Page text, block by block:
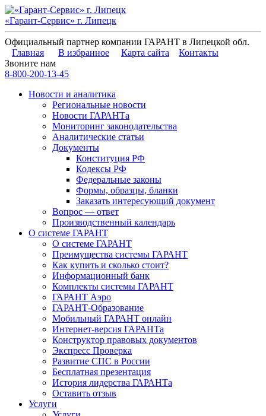
«Гарант-Сервис» г. Липецк
Официальный партнер компании ГАРАНТ в Липецкой обл.
Главная
В избранное Карта сайта
Контакты
Звоните нам
8-800-200-13-45
Новости и аналитика
Региональные новости
Новости ГАРАНТа
Мониторинг законодательства
Аналитические статьи
Документы
Конституция РФ
Кодексы РФ
Федеральные законы
Формы, образцы, бланки
Заказать интересующий документ
Вопрос — ответ
Производственный календарь
О системе ГАРАНТ
О системе ГАРАНТ
Преимущества системы ГАРАНТ
Как купить и сколько стоит?
Информационный банк
Комплекты системы ГАРАНТ
ГАРАНТ Аэро
ГАРАНТ-Образование
Мобильный ГАРАНТ онлайн
Интернет-версия ГАРАНТа
Конструктор правовых документов
Экспресс Проверка
Развитие СПС в России
Бесплатная презентация
История лидерства ГАРАНТа
Оставить отзыв
Услуги